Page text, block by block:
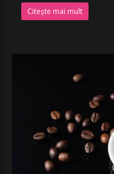
Citește mai mult